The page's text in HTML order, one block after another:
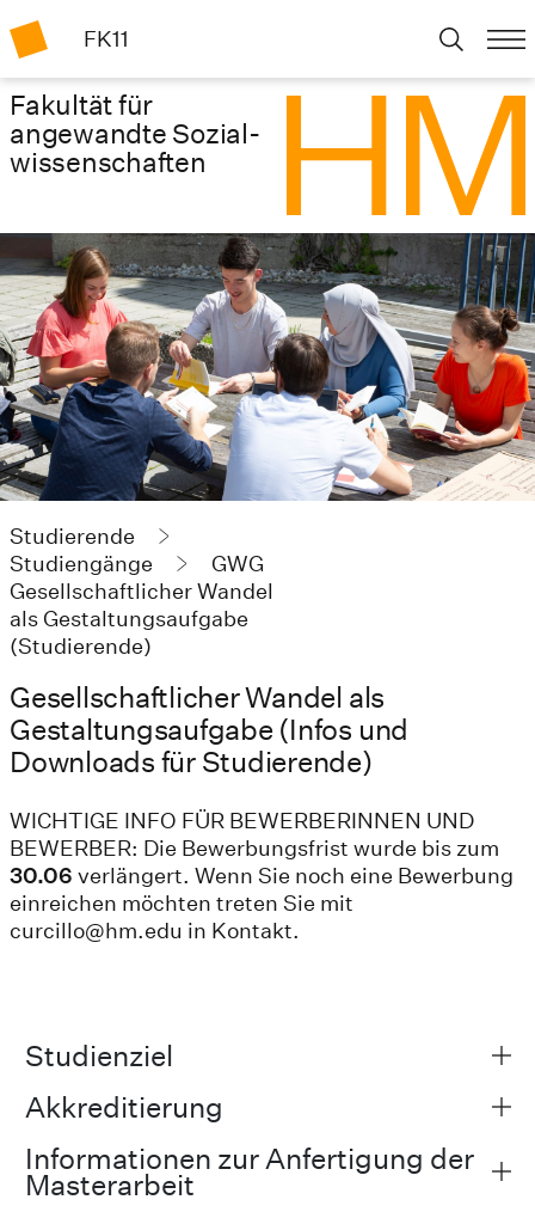
FK11
Fakultät für
angewandte Sozial­
wissenschaften
Studierende
Studiengänge
GWG
Gesellschaftlicher Wandel
als Gestaltungsaufgabe
(Studierende)
Gesellschaftlicher Wandel als
Gestaltungsaufgabe (Infos und
Downloads für Studierende)
WICHTIGE INFO FÜR BEWERBERINNEN UND
BEWERBER: Die Bewerbungsfrist wurde bis zum
30.06 verlängert. Wenn Sie noch eine Bewerbung
einreichen möchten treten Sie mit
curcillo@hm.edu in Kontakt.
Studienziel
Akkreditierung
Informationen zur Anfertigung der
Masterarbeit